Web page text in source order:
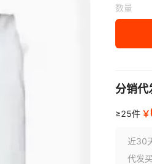
数量
分销代
≥25件 ￥
近30
代发